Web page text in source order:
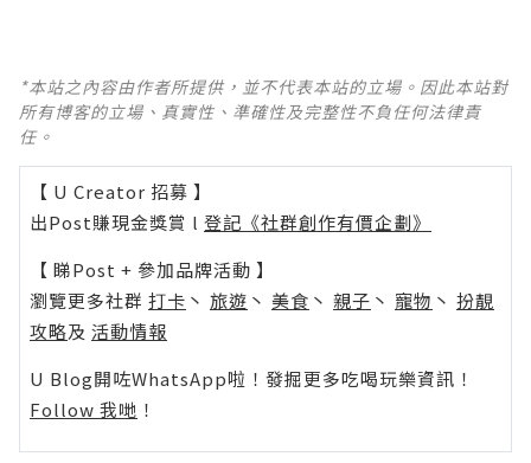
*本站之內容由作者所提供，並不代表本站的立場。因此本站對
所有博客的立場、真實性、準確性及完整性不負任何法律責
任。
【 U Creator 招募 】
出Post賺現金獎賞 l 登記《社群創作有價企劃》
【 睇Post + 參加品牌活動 】
瀏覽更多社群 打卡 丶 旅遊 丶 美食 丶 親子 丶 寵物 丶 扮靚
攻略及 活動情報
U Blog開咗WhatsApp啦！發掘更多吃喝玩樂資訊！
Follow 我哋 ！